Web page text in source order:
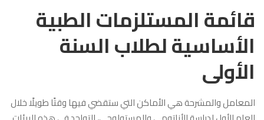
قائمة المستلزمات الطبية
الأساسية لطلاب السنة
الأولى
المعامل والمشرحة هي الأماكن التي ستقضي فيها وقتًا طويلًا خلال